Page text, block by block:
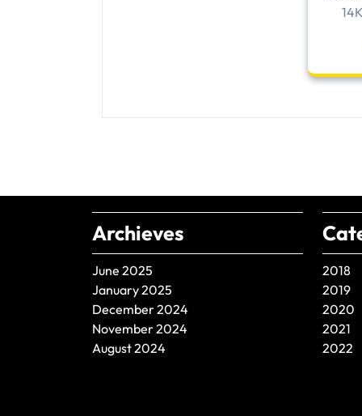
Archieves
June 2025
January 2025
December 2024
November 2024
August 2024
2018
2019
2020
2021
2022